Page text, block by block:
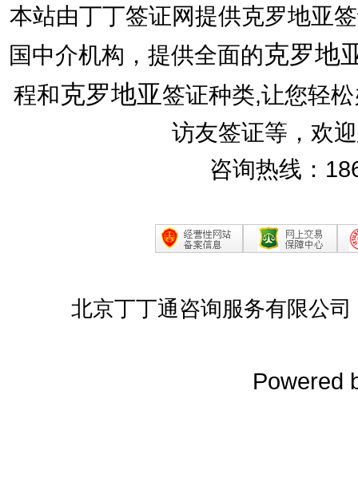
本站由丁丁签证网提供克罗地亚
国中介机构，提供全面的克罗地
程和克罗地亚签证种类,让您轻
访友签证等，欢
咨询热线：
北京丁丁通咨询服务有限公
Powered